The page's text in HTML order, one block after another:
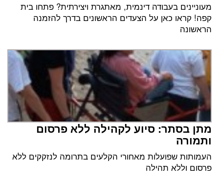
מעוניינים בעבודה דינמית, מאתגרת ויצירתית? פתחו בית
קפה! קראו כאן על הצעדים הראשונים בדרך להזמנה
הראשונה
מתן בסתר: סיוע לקהילה ללא פרסום
ותמורה
העמותות שפועלות מאחורי הקלעים בתרומה לנזקקים ללא
פרסום וללא תהילה